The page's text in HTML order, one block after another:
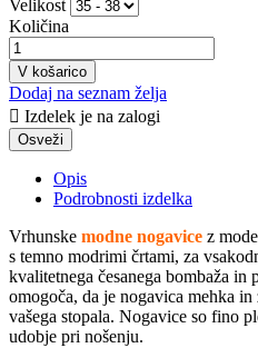
Velikost
Količina
V košarico
Dodaj na seznam želja
 Izdelek je na zalogi
Opis
Podrobnosti izdelka
Vrhunske modne nogavice z
s temno modrimi črtami, za
kvalitetnega česanega bombaža in
omogoča, da je nogavica mehka
vašega stopala. Nogavice so fino
udobje pri nošenju.